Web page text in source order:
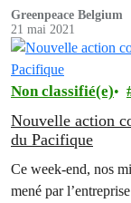
Greenpeace Belgium
21 mai 2021
Non classifié(e)
Nouvelle action
du Pacifique
Ce week-end, nos
mené par